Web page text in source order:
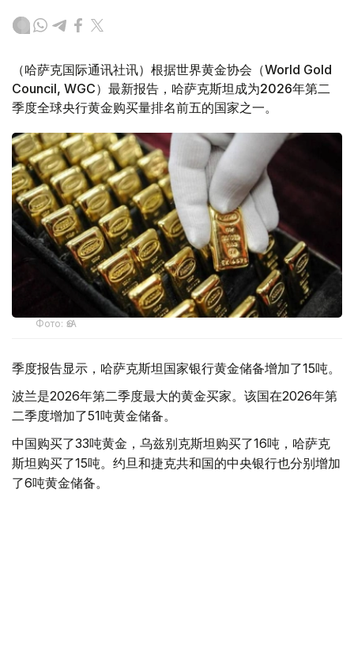
（哈萨克国际通讯社讯）根据世界黄金协会（World Gold
Council, WGC）最新报告，哈萨克斯坦成为2026年第二
季度全球央行黄金购买量排名前五的国家之一。
Фото: ӨзА
季度报告显示，哈萨克斯坦国家银行黄金储备增加了15吨。
波兰是2026年第二季度最大的黄金买家。该国在2026年第
二季度增加了51吨黄金储备。
中国购买了33吨黄金，乌兹别克斯坦购买了16吨，哈萨克
斯坦购买了15吨。约旦和捷克共和国的中央银行也分别增加
了6吨黄金储备。